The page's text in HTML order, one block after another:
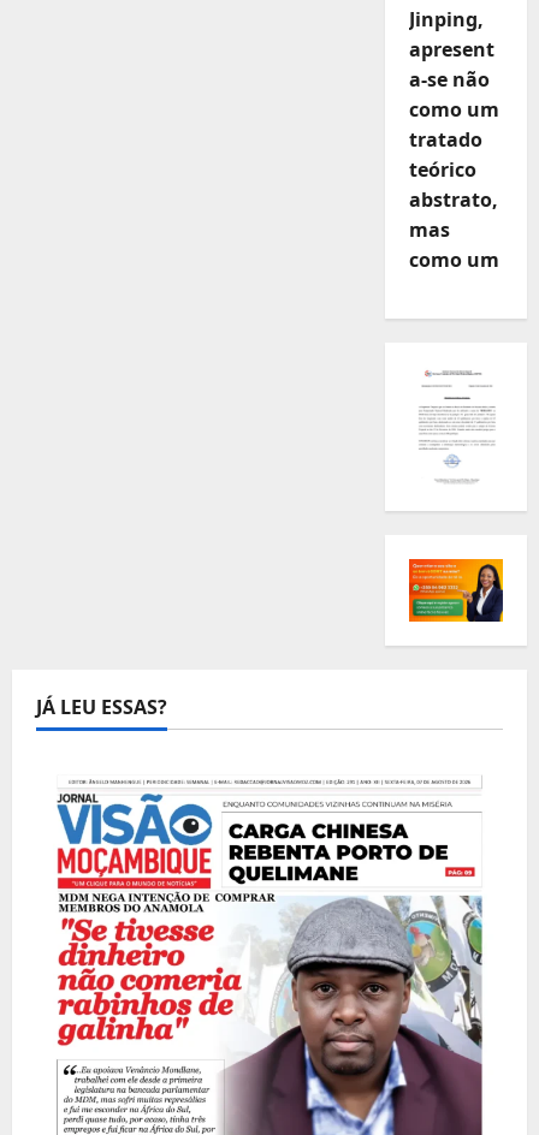
Jinping,
apresent
a-se não
como um
tratado
teórico
abstrato,
mas
como um
JÁ LEU ESSAS?